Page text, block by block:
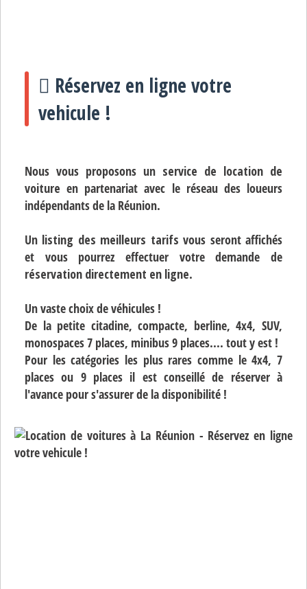
Réservez en ligne votre
vehicule !
Nous vous proposons un service de location de
voiture en partenariat avec le réseau des loueurs
indépendants de la Réunion.
Un listing des meilleurs tarifs vous seront affichés
et vous pourrez effectuer votre demande de
réservation directement en ligne.
Un vaste choix de véhicules !
De la petite citadine, compacte, berline, 4x4, SUV,
monospaces 7 places, minibus 9 places.... tout y est !
Pour les catégories les plus rares comme le 4x4, 7
places ou 9 places il est conseillé de réserver à
l'avance pour s'assurer de la disponibilité !